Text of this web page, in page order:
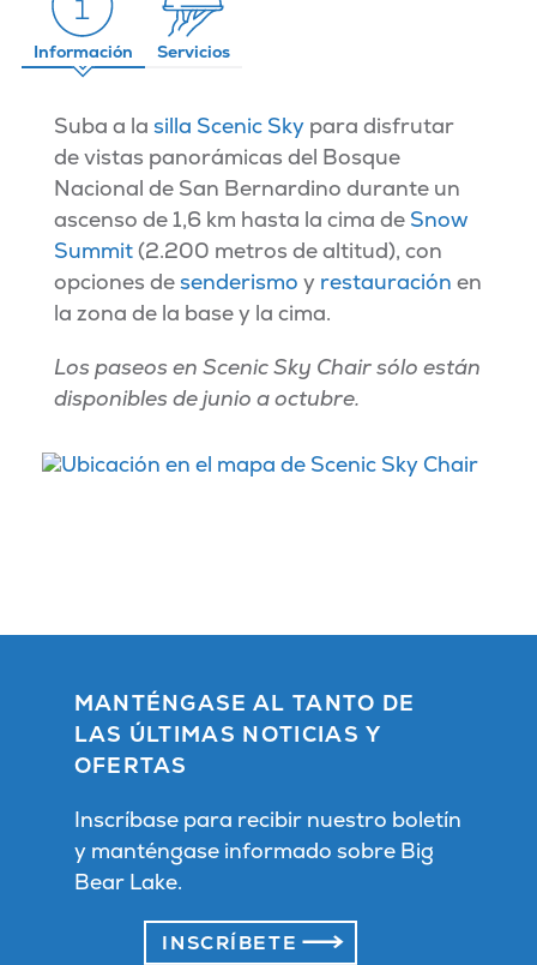
Información Servicios
Suba a lasilla Scenic Sky para disfrutar
de vistas panorámicas del Bosque
Nacional de San Bernardino durante un
ascenso de 1,6 km hasta la cima de Snow
Summit(2.200 metros de altitud), con
opciones desenderismo y restauración en
la zona de la base y la cima.
Los paseos en Scenic Sky Chair sólo están
disponibles de junio a octubre.
MANTÉNGASE AL TANTO DE
LAS ÚLTIMAS NOTICIAS Y
OFERTAS
Inscríbase para recibir nuestro boletín
y manténgase informado sobre Big
Bear Lake.
INSCRÍBETE